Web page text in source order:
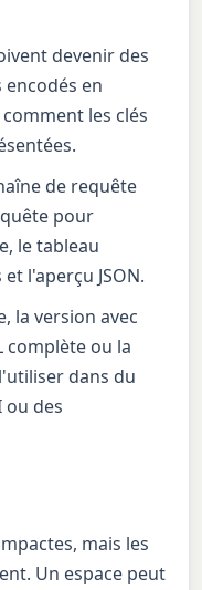
devenir des
encodés en
les clés
de requête
pour
le tableau
l'aperçu JSON.
la version avec
ou la
dans du
ou des
mais les
Un espace peut